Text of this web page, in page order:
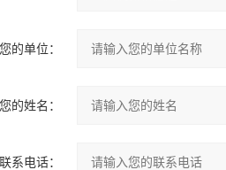
您的单位：
您的姓名：
联系电话：